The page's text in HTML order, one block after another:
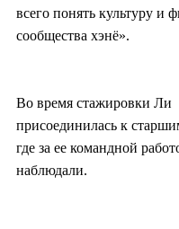
всего понять культуру и
сообщества хэнё».
Во время стажировки Ли
присоединилась к
где за ее командной
наблюдали.